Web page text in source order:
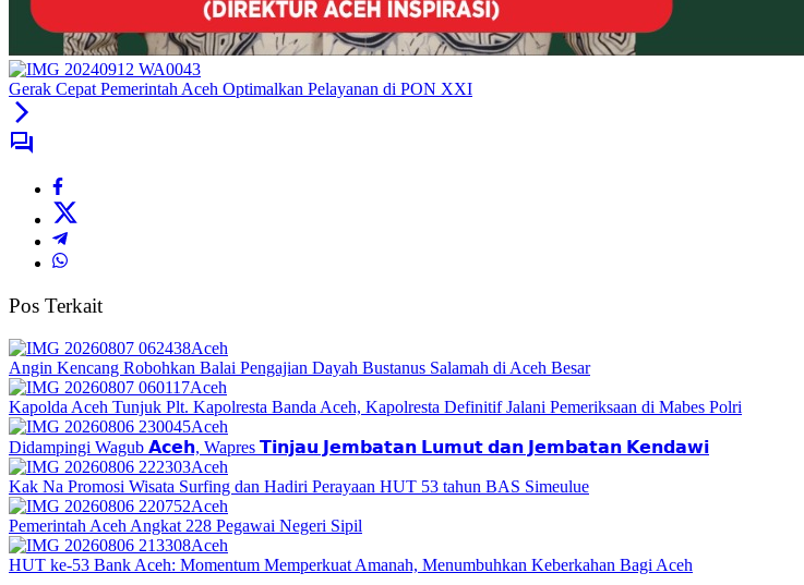
Gerak Cepat Pemerintah Aceh Optimalkan Pelayanan di PON XXI
Pos Terkait
Aceh
Angin Kencang Robohkan Balai Pengajian Dayah Bustanus Salamah di Aceh Besar
Aceh
Kapolda Aceh Tunjuk Plt. Kapolresta Banda Aceh, Kapolresta Definitif Jalani Pemeriksaan di Mabes Polri
Aceh
Didampingi Wagub 𝗔𝗰𝗲𝗵, Wapres 𝗧𝗶𝗻𝗷𝗮𝘂 𝗝𝗲𝗺𝗯𝗮𝘁𝗮𝗻 𝗟𝘂𝗺𝘂𝘁 𝗱𝗮𝗻 𝗝𝗲𝗺𝗯𝗮𝘁𝗮𝗻 𝗞𝗲𝗻𝗱𝗮𝘄𝗶
Aceh
Kak Na Promosi Wisata Surfing dan Hadiri Perayaan HUT 53 tahun BAS Simeulue
Aceh
Pemerintah Aceh Angkat 228 Pegawai Negeri Sipil
Aceh
HUT ke-53 Bank Aceh: Momentum Memperkuat Amanah, Menumbuhkan Keberkahan Bagi Aceh